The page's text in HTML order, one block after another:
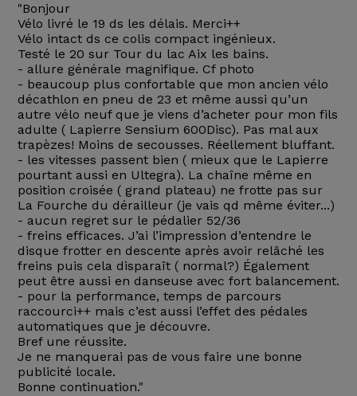
"Bonjour
Vélo livré le 19 ds les délais. Merci++
Vélo intact ds ce colis compact ingénieux.
Testé le 20 sur Tour du lac Aix les bains.
- allure générale magnifique. Cf photo
- beaucoup plus confortable que mon ancien vélo
décathlon en pneu de 23 et même aussi qu’un
autre vélo neuf que je viens d’acheter pour mon fils
adulte ( Lapierre Sensium 600Disc). Pas mal aux
trapèzes! Moins de secousses. Réellement bluffant.
- les vitesses passent bien ( mieux que le Lapierre
pourtant aussi en Ultegra). La chaîne même en
position croisée ( grand plateau) ne frotte pas sur
La Fourche du dérailleur (je vais qd même éviter...)
- aucun regret sur le pédalier 52/36
- freins efficaces. J’ai l’impression d’entendre le
disque frotter en descente après avoir relâché les
freins puis cela disparaît ( normal?) Également
peut être aussi en danseuse avec fort balancement.
- pour la performance, temps de parcours
raccourci++ mais c’est aussi l’effet des pédales
automatiques que je découvre.
Bref une réussite.
Je ne manquerai pas de vous faire une bonne
publicité locale.
Bonne continuation."